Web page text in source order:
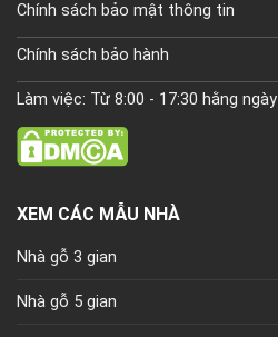
Chính sách bảo mật thông tin
Chính sách bảo hành
Làm việc: Từ 8:00 - 17:30 hằng ngày
XEM CÁC MẪU NHÀ
Nhà gỗ 3 gian
Nhà gỗ 5 gian